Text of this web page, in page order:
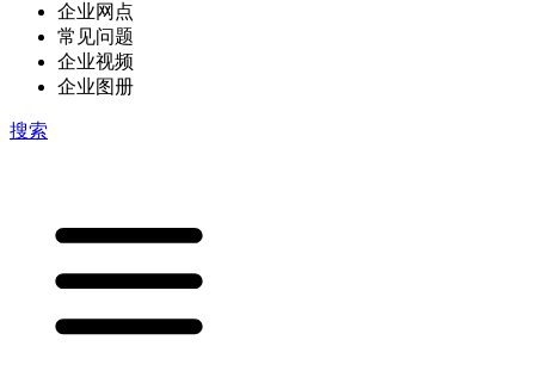
企业网点
常见问题
企业视频
企业图册
搜索